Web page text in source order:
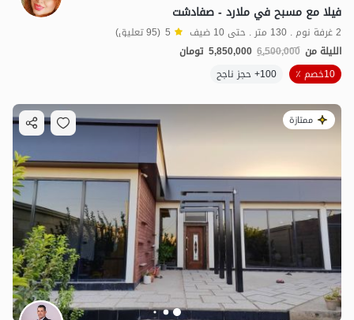
فيلا مع مسبح في ملارد - صفادشت
2 غرفة نوم . 130 متر . حتى 10 ضيف 5 (95 تعليق)
الليلة من 6,500,000
5,850,000 تومان
10خصم ٪
100+ حجز ناجح
ممتازة